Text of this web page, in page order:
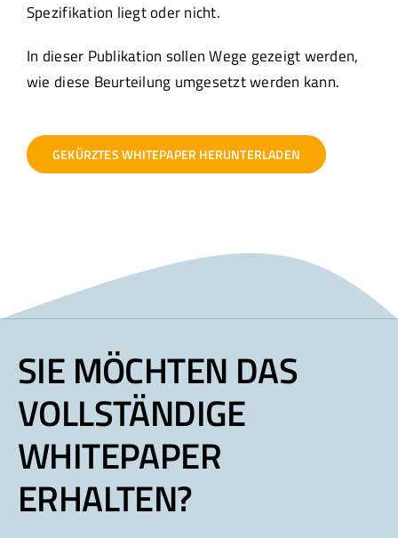
Spezifikation liegt oder nicht.
In dieser Publikation sollen Wege gezeigt werden,
wie diese Beurteilung umgesetzt werden kann.
GEKÜRZTES WHITEPAPER HERUNTERLADEN
SIE MÖCHTEN DAS
VOLLSTÄNDIGE
WHITEPAPER
ERHALTEN?